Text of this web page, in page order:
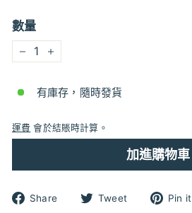
數量
− +
有庫存，隨時發貨
運費 會於結賬時計算。
加進購物車
Share Tweet Pin it